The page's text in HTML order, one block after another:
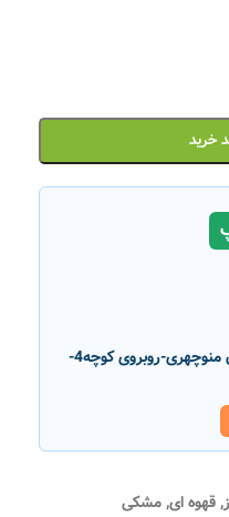
خرید
خیابان قاآنی شمالی-خیابان منوچهری-روبروی کوچه4-
,قهوه ای,مشکی